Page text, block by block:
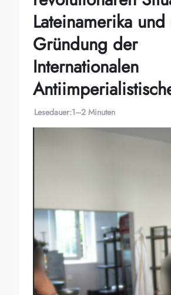
Lateinamerika
Gründung der
Internationalen
Lesedauer:1–2 Minuten